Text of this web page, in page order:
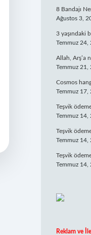
8 Bandajı
Ağustos 3,
3 yaşındaki
Temmuz 24,
Allah, Arş’a
Temmuz 21,
Cosmos
Temmuz 17,
Teşvik
Temmuz 14,
Teşvik
Temmuz 14,
Teşvik
Temmuz 14,
Reklam ve